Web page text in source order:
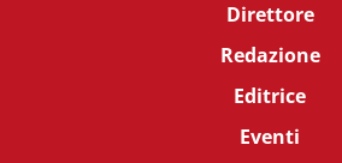
Direttore
Redazione
Editrice
Eventi